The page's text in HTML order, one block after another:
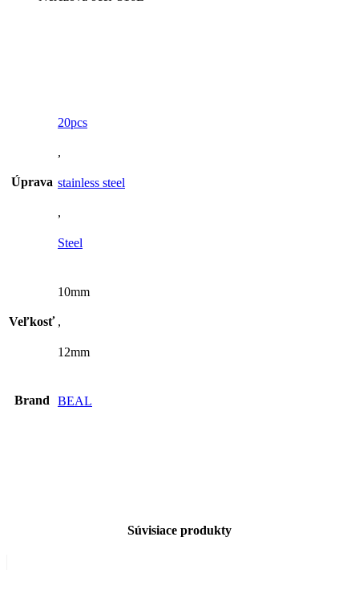
Úprava
20pcs
,
stainless steel
,
Steel
Veľkosť
10mm
,
12mm
Brand BEAL
Súvisiace produkty